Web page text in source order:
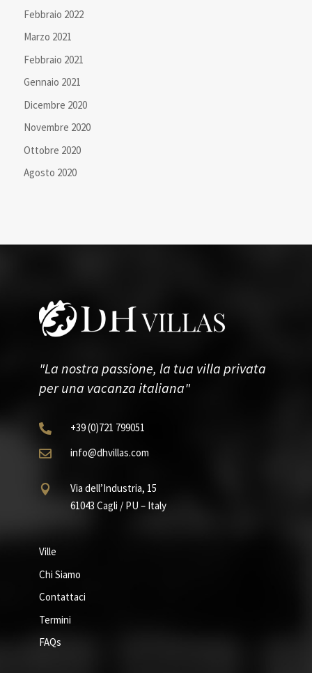
Febbraio 2022
Marzo 2021
Febbraio 2021
Gennaio 2021
Dicembre 2020
Novembre 2020
Ottobre 2020
Agosto 2020
"La nostra passione, la tua villa privata
per una vacanza italiana"
 +39(0)721 799051
 info@dhvillas.com

Via dell’Industria, 15
61043 Cagli / PU – Italy
Ville
Chi Siamo
Contattaci
Termini
FAQs